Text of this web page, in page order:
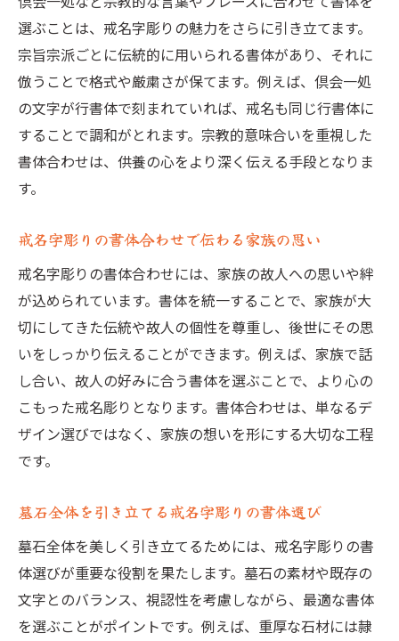
選ぶことは、戒名字彫りの魅力をさらに引き立てます。
宗旨宗派ごとに伝統的に用いられる書体があり、それに
倣うことで格式や厳粛さが保てます。例えば、倶会一処
の文字が行書体で刻まれていれば、戒名も同じ行書体に
することで調和がとれます。宗教的意味合いを重視した
書体合わせは、供養の心をより深く伝える手段となりま
す。
戒名字彫りの書体合わせで伝わる家族の思い
戒名字彫りの書体合わせには、家族の故人への思いや絆
が込められています。書体を統一することで、家族が大
切にしてきた伝統や故人の個性を尊重し、後世にその思
いをしっかり伝えることができます。例えば、家族で話
し合い、故人の好みに合う書体を選ぶことで、より心の
こもった戒名彫りとなります。書体合わせは、単なるデ
ザイン選びではなく、家族の想いを形にする大切な工程
です。
墓石全体を引き立てる戒名字彫りの書体選び
墓石全体を美しく引き立てるためには、戒名字彫りの書
体選びが重要な役割を果たします。墓石の素材や既存の
文字とのバランス、視認性を考慮しながら、最適な書体
を選ぶことがポイントです。例えば、重厚な石材には隷